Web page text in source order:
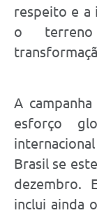
respeito e a
o
A
esforço
Brasil se
dezembro.
inclui ainda